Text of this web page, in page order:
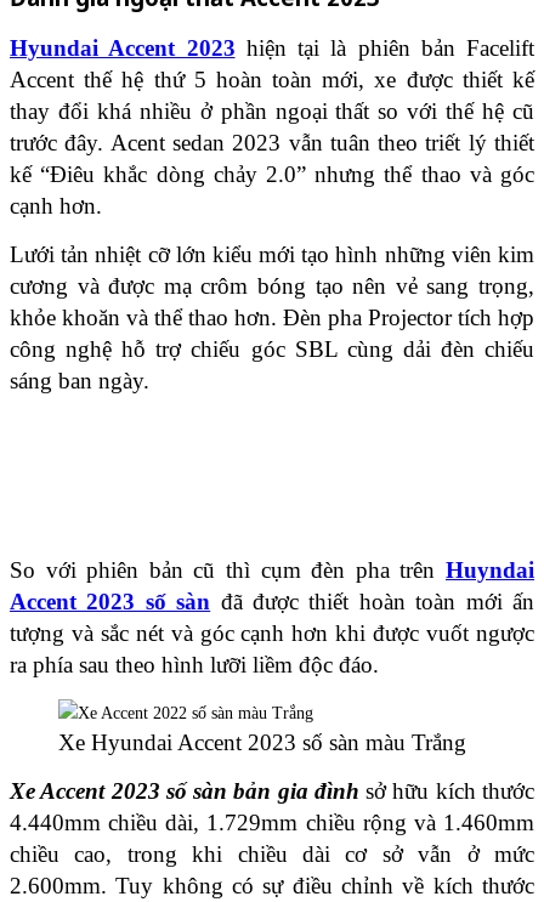
Hyundai Accent 2023 hiện tại là phiên bản Facelift
Accent thế hệ thứ 5 hoàn toàn mới, xe được thiết kế
thay đổi khá nhiều ở phần ngoại thất so với thế hệ cũ
trước đây. Acent sedan 2023 vẫn tuân theo triết lý thiết
kế “Điêu khắc dòng chảy 2.0” nhưng thể thao và góc
cạnh hơn.
Lưới tản nhiệt cỡ lớn kiểu mới tạo hình những viên kim
cương và được mạ crôm bóng tạo nên vẻ sang trọng,
khỏe khoăn và thể thao hơn. Đèn pha Projector tích hợp
công nghệ hỗ trợ chiếu góc SBL cùng dải đèn chiếu
sáng ban ngày.
So với phiên bản cũ thì cụm đèn pha trên Huyndai
Accent 2023 số sàn đã được thiết hoàn toàn mới ấn
tượng và sắc nét và góc cạnh hơn khi được vuốt ngược
ra phía sau theo hình lưỡi liềm độc đáo.
Xe Hyundai Accent 2023 số sàn màu Trắng
Xe Accent 2023 số sàn bản gia đình sở hữu kích thước
4.440mm chiều dài, 1.729mm chiều rộng và 1.460mm
chiều cao, trong khi chiều dài cơ sở vẫn ở mức
2.600mm. Tuy không có sự điều chỉnh về kích thước